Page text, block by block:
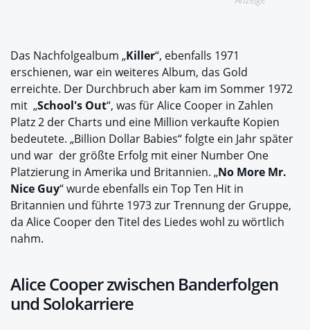
Das Nachfolgealbum „Killer“, ebenfalls 1971
erschienen, war ein weiteres Album, das Gold
erreichte. Der Durchbruch aber kam im Sommer 1972
mit „School's Out“, was für Alice Cooper in Zahlen
Platz 2 der Charts und eine Million verkaufte Kopien
bedeutete. „Billion Dollar Babies“ folgte ein Jahr später
und war der größte Erfolg mit einer Number One
Platzierung in Amerika und Britannien. „No More Mr.
Nice Guy“ wurde ebenfalls ein Top Ten Hit in
Britannien und führte 1973 zur Trennung der Gruppe,
da Alice Cooper den Titel des Liedes wohl zu wörtlich
nahm.
Alice Cooper zwischen Banderfolgen
und Solokarriere